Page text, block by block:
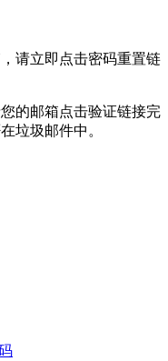
请立即点击密码重置链
的邮箱点击验证链接完
垃圾邮件中。